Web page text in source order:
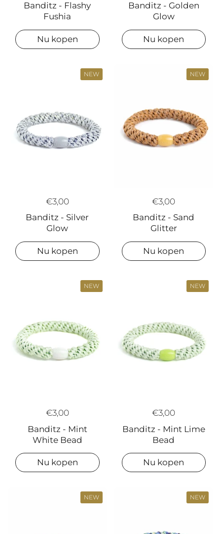
Banditz - Flashy
Fushia
Nu kopen
Banditz - Golden
Glow
Nu kopen
€3,00
Banditz - Silver
Glow
Nu kopen
NEW
€3,00
Banditz - Sand
Glitter
Nu kopen
NEW
€3,00
Banditz - Mint
White Bead
Nu kopen
NEW
€3,00
Banditz - Mint Lime
Bead
Nu kopen
NEW
NEW NEW